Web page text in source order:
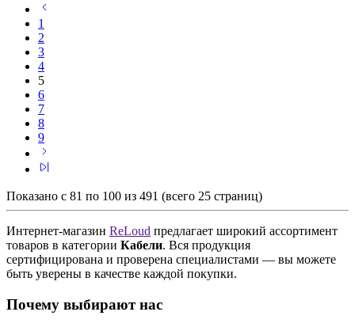
1
2
3
4
5
6
7
8
9
Показано с 81 по 100 из 491 (всего 25 страниц)
Интернет-магазин ReLoud предлагает широкий ассортимент
товаров в категории Кабели. Вся продукция
сертифицирована и проверена специалистами — вы можете
быть уверены в качестве каждой покупки.
Почему выбирают нас